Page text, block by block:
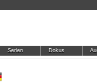
Serien Dokus